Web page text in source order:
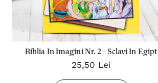
Biblia In Imagini Nr. 2 - Sclavi In Egipt
25,50 Lei